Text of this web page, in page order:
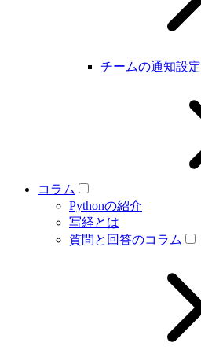
チームの通知設定
コラム
Pythonの紹介
写経とは
質問と回答のコラム